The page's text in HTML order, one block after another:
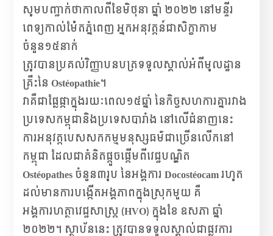
សូមបញ្ជាក់ថាកាលពីខែមិថុនា ឆ្នាំ ២០២២ នៅមន្ទីរ
ពេទ្យកាល់ម៉ែតភ្នំពេញ អ្នកអនុវត្តន៍ជាសិក្ខាកាម
ចំនួន១៥នាក់
ត្រូវបានប្រគល់វិញ្ញាបនបត្រទទួលស្គាល់អំពីមូលដ្ឋាន
គ្រឹះនៃ Ostéopathie។
វាគឺជាផ្លែផ្កាក្នុងរយៈពេល១៥ឆ្នាំ នៃកិច្ចសហការគ្នារវាង
ប្រទេសកម្ពុជានិងប្រទេសបារាំង នៅលើជំនាញនេះ
ការអនុវត្តបេសសកកម្មមនុស្សធម៌ជាច្រើនលើកនៅ
កម្ពុជា ដែលជាគំនិតផ្តួចផ្តើមពីវេជ្ជបណ្ឌិត
Ostéopathes ចំនួន៣រូប នៃអង្គការ Docostéocam រហូត
ដល់មានការបង្កើតអង្គភាពក្នុងស្រុកមួយ គឺ
អង្គការហត្ថាវេជ្ជសាស្ត្រ (HVO) ក្នុងខែ ឧសភា ឆ្នាំ
២០២២។ ស្ថាប័ននេះ ត្រូវបានទទួលស្គាល់ជាផ្លូវការ